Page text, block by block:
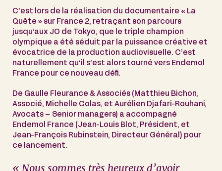
C’est lors de la réalisation du documentaire « La
Quête » sur France 2, retraçant son parcours
jusqu’aux JO de Tokyo, que le triple champion
olympique a été séduit par la puissance créative et
évocatrice de la production audiovisuelle. C’est
naturellement qu’il s’est alors tourné vers Endemol
France pour ce nouveau défi.
De Gaulle Fleurance & Associés (Matthieu Bichon,
Associé, Michelle Colas, et Aurélien Djafari-Rouhani,
Avocats – Senior managers) a accompagné
Endemol France (Jean-Louis Blot, Président, et
Jean-François Rubinstein, Directeur Général) pour
ce lancement.
« Nous sommes très heureux d’avoir